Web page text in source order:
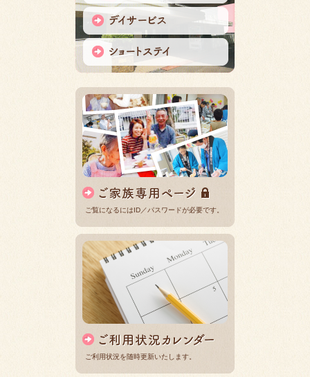
ご覧になるにはID／パスワードが必要です。
ご利用状況を随時更新いたします。